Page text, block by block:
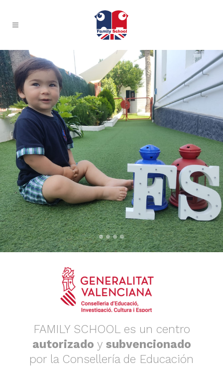
FAMILY SCHOOL es un centro
autorizado y subvencionado
por la Consellería de Educación